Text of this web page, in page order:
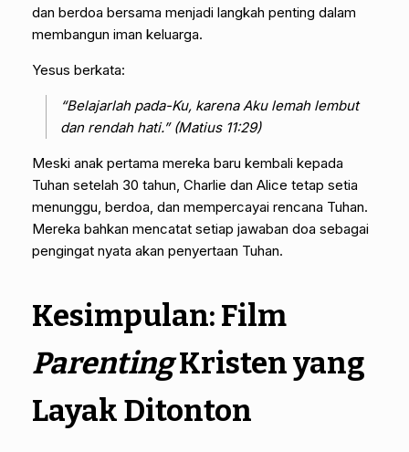
dan berdoa bersama menjadi langkah penting dalam
membangun iman keluarga.
Yesus berkata:
“Belajarlah pada-Ku, karena Aku lemah lembut
dan rendah hati.” (Matius 11:29)
Meski anak pertama mereka baru kembali kepada
Tuhan setelah 30 tahun, Charlie dan Alice tetap setia
menunggu, berdoa, dan mempercayai rencana Tuhan.
Mereka bahkan mencatat setiap jawaban doa sebagai
pengingat nyata akan penyertaan Tuhan.
Kesimpulan: Film
ParentingKristen yang
Layak Ditonton